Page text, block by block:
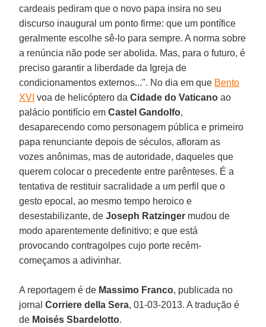
cardeais pediram que o novo papa insira no seu
discurso inaugural um ponto firme: que um pontífice
geralmente escolhe sê-lo para sempre. A norma sobre
a renúncia não pode ser abolida. Mas, para o futuro, é
preciso garantir a liberdade da Igreja de
condicionamentos externos...". No dia em que Bento
XVI voa de helicóptero daCidade do Vaticanoao
palácio pontifício emCastel Gandolfo,
desaparecendo como personagem pública e primeiro
papa renunciante depois de séculos, afloram as
vozes anônimas, mas de autoridade, daqueles que
querem colocar o precedente entre parênteses. É a
tentativa de restituir sacralidade a um perfil que o
gesto epocal, ao mesmo tempo heroico e
desestabilizante, deJoseph Ratzinger mudou de
modo aparentemente definitivo; e que está
provocando contragolpes cujo porte recém-
começamos a adivinhar.
A reportagem é de Massimo Franco, publicada no
jornalCorriere della Sera, 01-03-2013. A tradução é
de Moisés Sbardelotto.